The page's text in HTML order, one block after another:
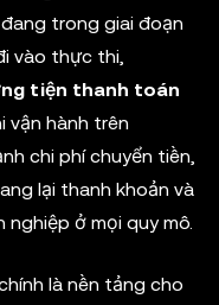
trong giai đoạn
vào thực thi,
tiện thanh toán
vận hành trên
chi phí chuyển tiền,
lại thanh khoản và
ở mọi quy mô.
là nền tảng cho